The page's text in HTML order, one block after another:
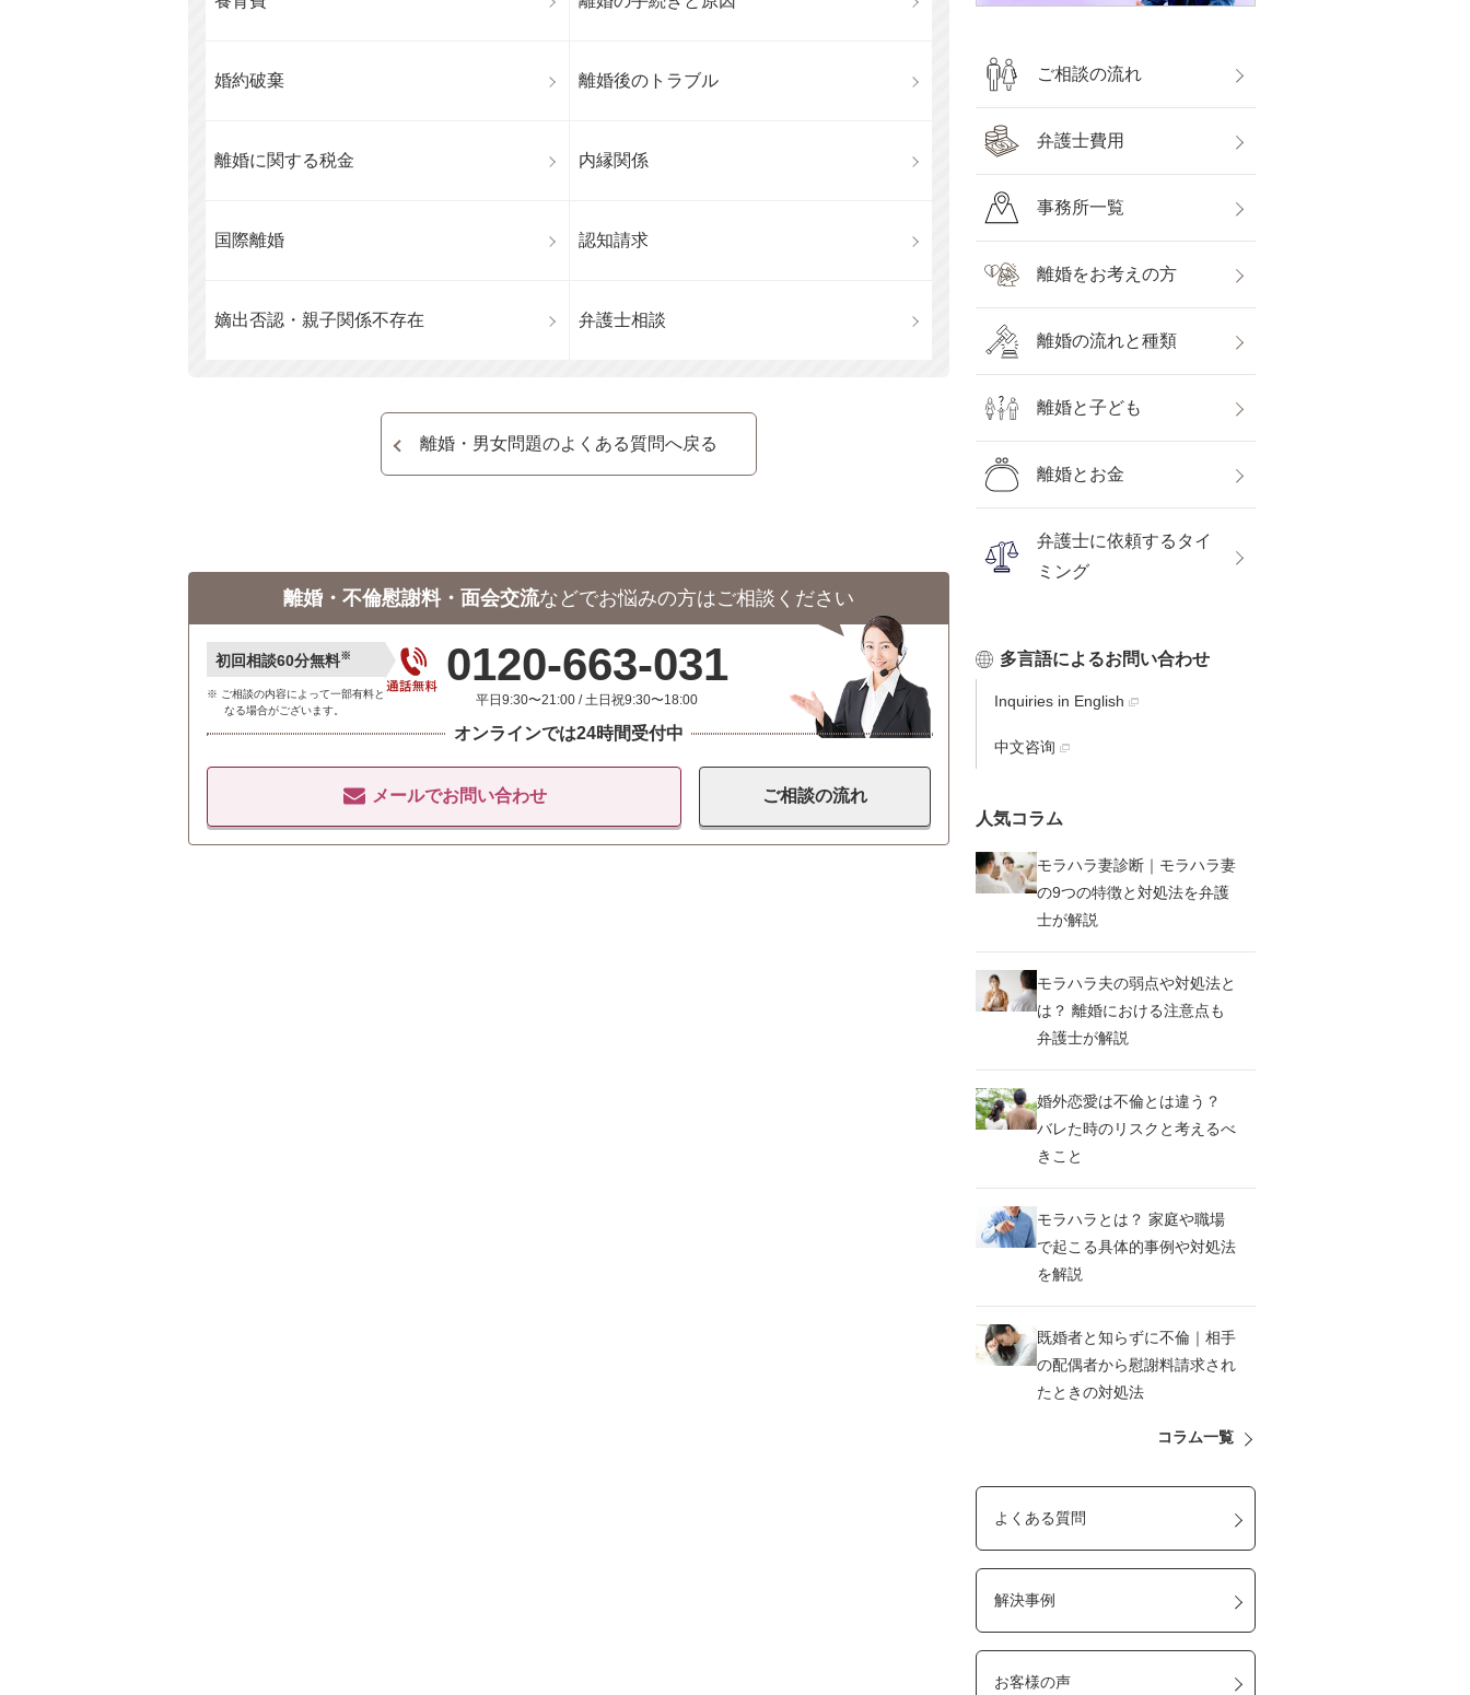
婚約破棄 離婚後のトラブル
離婚に関する税金 内縁関係
国際離婚 認知請求
嫡出否認・親子関係不存在 弁護士相談
離婚・男女問題のよくある質問へ戻る
離婚・不倫慰謝料・面会交流などでお悩みの方はご相談ください
初回相談60分無料※
ご相談の内容によって一部有料と
なる場合がございます。
0120-663-031
平日9:30〜21:00 / 土日祝9:30〜18:00
オンラインでは24時間受付中
メールでお問い合わせ ご相談の流れ
ご相談の流れ
弁護士費用
事務所一覧
離婚をお考えの方
離婚の流れと種類
離婚と子ども
離婚とお金
弁護士に依頼するタイ
ミング
多言語によるお問い合わせ
Inquiries in English
中文咨询
人気コラム
モラハラ妻診断｜モラハラ妻
の9つの特徴と対処法を弁護
士が解説
モラハラ夫の弱点や対処法と
は？ 離婚における注意点も
弁護士が解説
婚外恋愛は不倫とは違う？
バレた時のリスクと考えるべ
きこと
モラハラとは？ 家庭や職場
で起こる具体的事例や対処法
を解説
既婚者と知らずに不倫｜相手
の配偶者から慰謝料請求され
たときの対処法
コラム一覧
よくある質問
解決事例
お客様の声